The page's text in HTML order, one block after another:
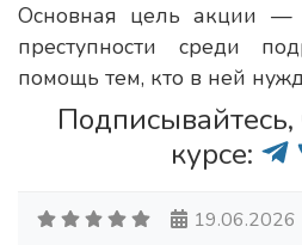
Основная цель акции —
преступности среди
помощь тем, кто в ней
курсе:
19.06.2026